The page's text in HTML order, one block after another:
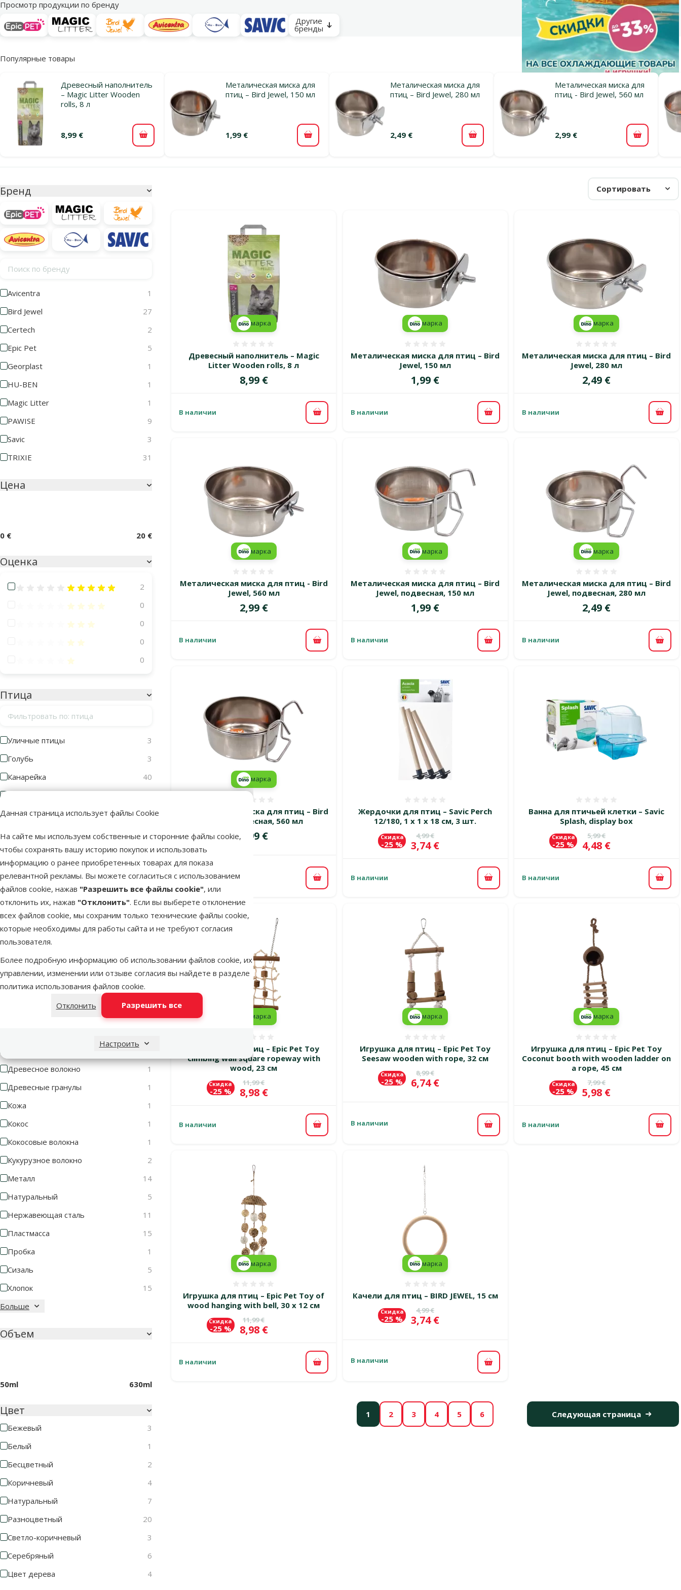
Данная страница использует файлы Cookie
На сайте мы используем собственные и сторонние файлы cookie,
чтобы сохранять вашу историю покупок и использовать
информацию о ранее приобретенных товарах для показа
релевантной рекламы. Вы можете согласиться с использованием
файлов cookie, нажав "Разрешить все файлы cookie", или
отклонить их, нажав "Отклонить". Если вы выберете отклонение
всех файлов cookie, мы сохраним только технические файлы cookie,
которые необходимы для работы сайта и не требуют согласия
пользователя.
Более подробную информацию об использовании файлов cookie, их
управлении, изменении или отзыве согласия вы найдете в разделе
политика использования файлов cookie.
Отклонить
Разрешить все
Настроить
Просмотр продукции по бренду
Другие
бренды
Популярные товары
Древесный наполнитель
– Magic Litter Wooden
rolls, 8 л
8,99 € В корзину
Металическая миска для
птиц – Bird Jewel, 150 мл
1,99 € В корзину
Металическая миска для
птиц – Bird Jewel, 280 мл
2,49 € В корзину
Металическая миска для
птиц - Bird Jewel, 560 мл
2,99 € В корзину
Бренд
Поиск по бренду
Avicentra
1
Bird Jewel
27
Certech
2
Epic Pet
5
Georplast
1
HU-BEN
1
Magic Litter
1
PAWISE
9
Savic
3
TRIXIE
31
Цена
0 € 20 €
Оценка
Оценка 100%
2
Оценка 80%
0
Оценка 60%
0
Оценка 40%
0
Оценка 20%
0
Птица
Фильтровать по: птица
Уличные птицы
3
Голубь
3
Канарейка
40
Маленький попугай
44
Маленькая экзотическая
Розелла
26
Средний попугай
33
Большой попугай
15
Волнистый попугай
40
Жако
Фильтровать по: материал
3
Древесное волокно
1
Древесные гранулы
1
Кожа
1
Кокос
1
Кокосовые волокна
1
Кукурузное волокно
2
Металл
14
Натуральный
5
Нержавеющая сталь
11
Пластмасса
15
Пробка
1
Сизаль
5
Хлопок
15
Больше
Объем
50ml 630ml
Цвет
Бежевый
3
Белый
1
Бесцветный
2
Коричневый
4
Натуральный
7
Разноцветный
20
Светло-коричневый
3
Серебряный
6
Цвет дерева
4
Сортировать
Древесный наполнитель – Magic
Litter Wooden rolls, 8 л
Цена
8,99 €
марка
В наличии В корзину
Металическая миска для птиц – Bird
Jewel, 150 мл
Цена
1,99 €
марка
В наличии В корзину
Металическая миска для птиц – Bird
Jewel, 280 мл
Цена
2,49 €
марка
В наличии В
Металическая миска для птиц - Bird
Jewel, 560 мл
Цена
2,99 €
марка
В наличии В корзину
Металическая миска для птиц – Bird
Jewel, подвесная, 150 мл
Цена
1,99 €
марка
В наличии В корзину
Металическая миска для птиц – Bird
Jewel, подвесная, 280 мл
Цена
2,49 €
марка
В наличии В
Металическая миска для птиц – Bird
Jewel, подвесная, 560 мл
Цена
2,99 €
марка
В наличии
В корзину
Жердочки для птиц – Savic Perch
12/180, 1 x 1 x 18 см, 3 шт.
Исходная цена
4,99 €
Цена
3,74 €
Скидка
-25 %
В наличии В корзину
Ванна для птичьей клетки – Savic
Splash, display box
Исходная цена
5,99 €
Цена
4,48 €
Скидка
-25 %
В наличии В
Игрушка для птиц – Epic Pet Toy
climbing wall square ropeway with
wood, 23 см
Исходная цена
11,99 €
Цена
8,98 €
Скидка
-25 %
марка
В наличии В корзину
Игрушка для птиц – Epic Pet Toy
Seesaw wooden with rope, 32 см
Исходная цена
8,99 €
Цена
6,74 €
Скидка
-25 %
марка
В наличии
В корзину
Игрушка для птиц – Epic Pet Toy
Coconut booth with wooden ladder on
a rope, 45 см
Исходная цена
7,99 €
Цена
5,98 €
Скидка
-25 %
марка
В наличии В
Игрушка для птиц – Epic Pet Toy of
wood hanging with bell, 30 x 12 см
Исходная цена
11,99 €
Цена
8,98 €
Скидка
-25 %
марка
В наличии В корзину
Качели для птиц – BIRD JEWEL, 15 см
Исходная цена
4,99 €
Цена
3,74 €
Скидка
-25 %
марка
В наличии
В корзину
1 2 3 4 5 6 Следующая страница